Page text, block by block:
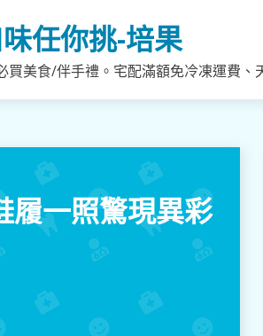
任你挑-培果
美食/伴手禮。宅配滿額免冷凍運費、
履一照驚現異彩